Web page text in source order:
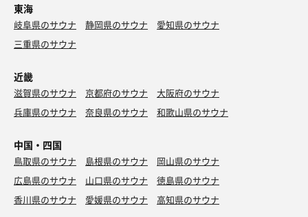
東海
岐阜県のサウナ 静岡県のサウナ
愛知県のサウナ
三重県のサウナ
近畿
滋賀県のサウナ 京都府のサウナ
大阪府のサウナ
兵庫県のサウナ
奈良県のサウナ 和歌山県のサウナ
中国・四国
鳥取県のサウナ 島根県のサウナ
岡山県のサウナ
広島県のサウナ
山口県のサウナ
徳島県のサウナ
香川県のサウナ
愛媛県のサウナ 高知県のサウナ